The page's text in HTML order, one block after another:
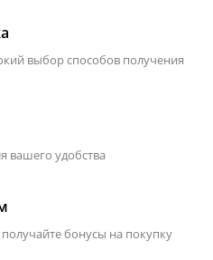
выбор способов получения
вашего удобства
бонусы на покупку